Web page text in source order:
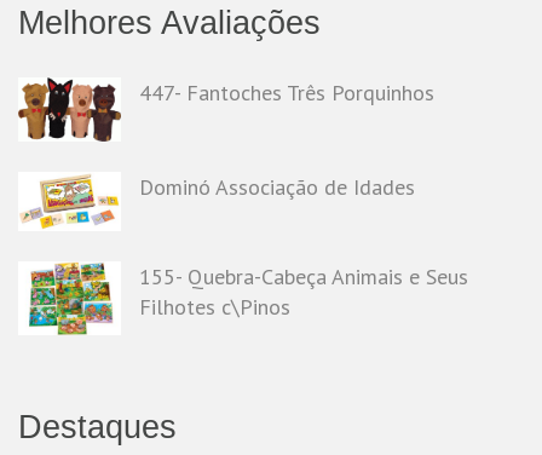
Melhores Avaliações
447- Fantoches Três Porquinhos
Dominó Associação de Idades
155- Quebra-Cabeça Animais e Seus
Filhotes c\Pinos
Destaques